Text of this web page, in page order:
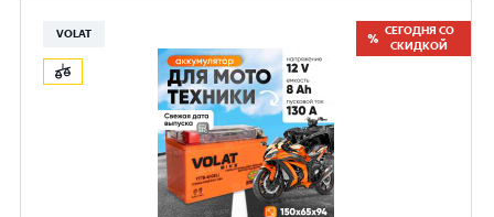
VOLAT
СЕГОДНЯ СО
СКИДКОЙ